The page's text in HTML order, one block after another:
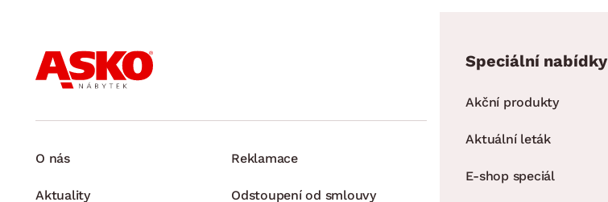
O nás
Aktuality
Reklamace
Odstoupení od smlouvy
Speciální nabídky
Akční produkty
Aktuální leták
E-shop speciál